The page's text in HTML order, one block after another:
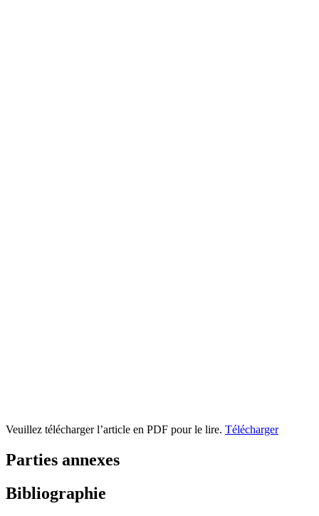
Veuillez télécharger l’article en PDF pour le lire. Télécharger
Parties annexes
Bibliographie